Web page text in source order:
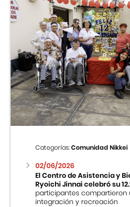
Categorías:Comunidad Nikkei
02/06/2026
El Centro de Asistencia y
Ryoichi Jinnai celebró su
participantes compartieron
integración y recreación